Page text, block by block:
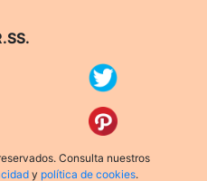
Consulta nuestros
y política de cookies.